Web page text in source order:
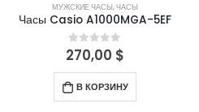
МУЖСКИЕ ЧАСЫ,ЧАСЫ
Часы Casio A1000MGA-5EF
0out of 5
270,00 $
В КОРЗИНУ